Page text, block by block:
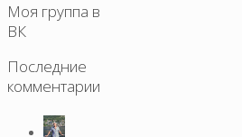
Моя группа в
ВК
Последние
комментарии